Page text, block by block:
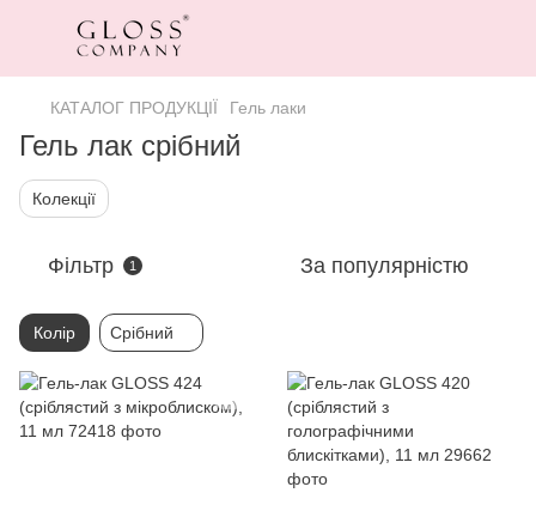
КАТАЛОГ ПРОДУКЦІЇ Гель лаки
Гель лак срібний
Колекції
Фільтр 1 За популярністю
Колір Срібний